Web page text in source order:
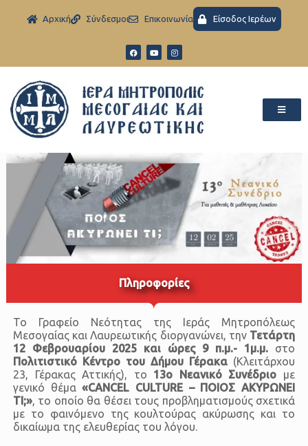
Aρχική Σύνδεσμοι Eπικοινωνία Είσοδος Ιερέων
Πληροφορίες
To Γραφείο Νεότητας της Ιεράς Μητροπόλεως
Μεσογαίας και Λαυρεωτικής διοργανώνει, τηνΤετάρτη
12 Φεβρουαρίου 2025 και ώρες 9 π.μ.- 1μ.μ. στο
Πολιτιστικό Κέντρο του Δήμου Γέρακα (Κλειτάρχου
23, Γέρακας Αττικής), το 13ο Νεανικό Συνέδριο με
γενικό θέμα«CANCEL CULTURE – ΠΟΙΟΣ ΑΚΥΡΩΝΕΙ
ΤΙ;», το οποίο θα θέσει τους προβληματισμούς σχετικά
με το φαινόμενο της κουλτούρας ακύρωσης και το
δικαίωμα της ελευθερίας του λόγου.